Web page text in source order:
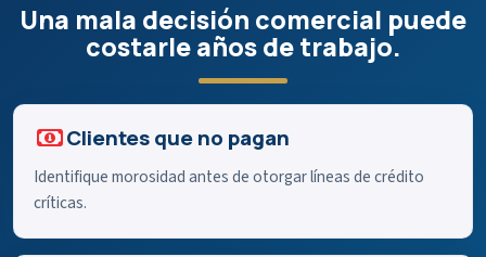
Una mala decisión comercial puede
costarle años de trabajo.
Clientes que no pagan
Identifique morosidad antes de otorgar líneas de crédito
críticas.